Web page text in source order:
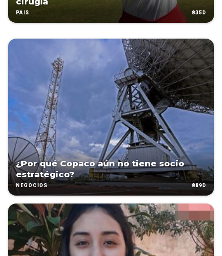
PAÍS 835D
¿Por qué Copaco aún no tiene socio
estratégico?
NEGOCIOS 889D